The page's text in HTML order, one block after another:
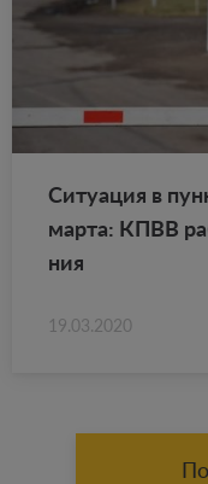
Си­ту­а­ция в
марта: КПВВ
ния
19.03.2020